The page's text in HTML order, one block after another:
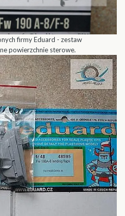
firmy Eduard - zestaw
powierzchnie sterowe.